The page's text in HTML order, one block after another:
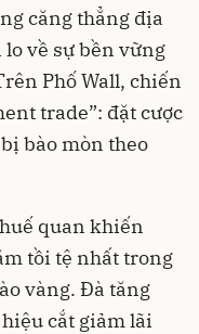
căng thẳng địa
về sự bền vững
Phố Wall, chiến
trade”: đặt cược
bào mòn theo
quan khiến
tồi tệ nhất trong
vàng. Đà tăng
cắt giảm lãi